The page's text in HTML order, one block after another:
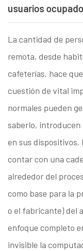
usuarios
La cantidad de
remota, desde
cafeterías, hace
cuestión de vital
normales pueden
saberlo,
en sus
contar con una
alrededor del
como base para la
o el fabricante) del
enfoque completo
invisible la